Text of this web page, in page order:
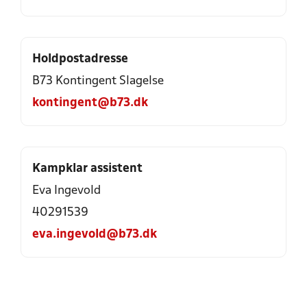
Holdpostadresse
B73 Kontingent Slagelse
kontingent@b73.dk
Kampklar assistent
Eva Ingevold
40291539
eva.ingevold@b73.dk